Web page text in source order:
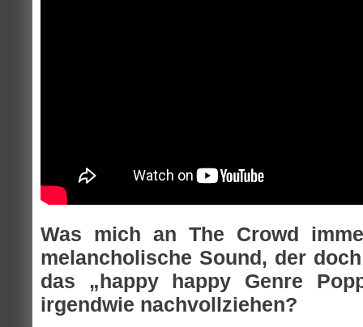
Was mich an The Crowd
melancholische Sound, der
das „happy happy Genre
irgendwie nachvollziehen?